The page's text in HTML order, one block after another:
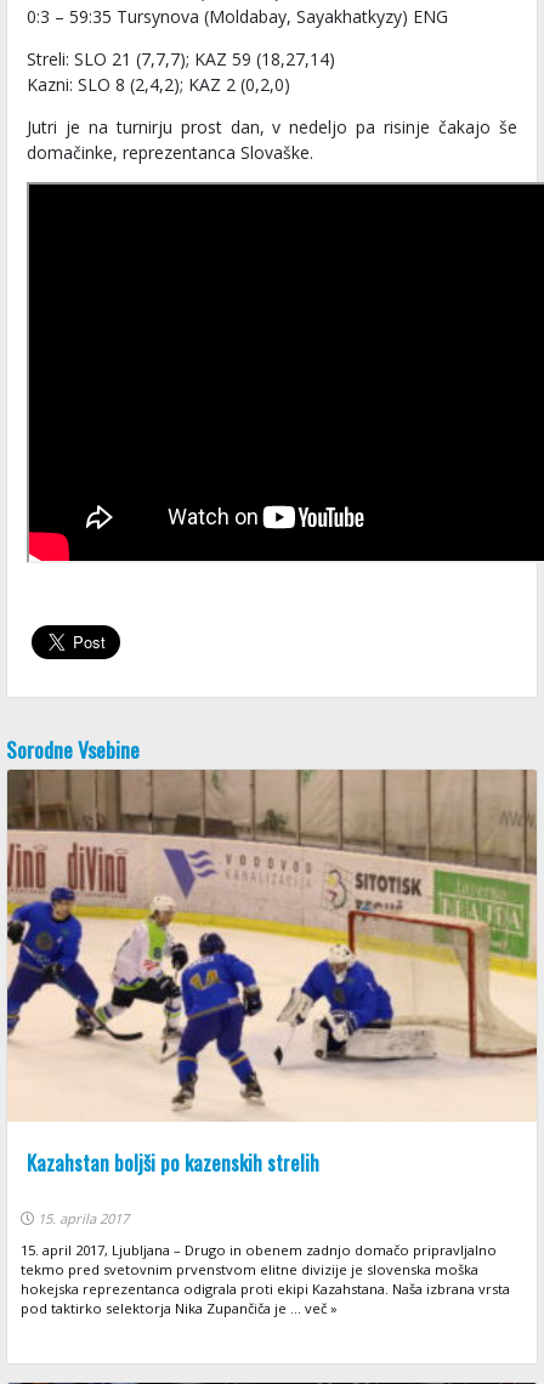
0:3 – 59:35 Tursynova (Moldabay, Sayakhatkyzy) ENG
Streli: SLO 21 (7,7,7); KAZ 59 (18,27,14)
Kazni: SLO 8 (2,4,2); KAZ 2 (0,2,0)
Jutri je na turnirju prost dan, v nedeljo pa risinje čakajo še
domačinke, reprezentanca Slovaške.
Sorodne Vsebine
Kazahstan boljši po kazenskih strelih
15. aprila 2017
15. april 2017, Ljubljana – Drugo in obenem zadnjo domačo pripravljalno
tekmo pred svetovnim prvenstvom elitne divizije je slovenska moška
hokejska reprezentanca odigrala proti ekipi Kazahstana. Naša izbrana vrsta
pod taktirko selektorja Nika Zupančiča je ... več »